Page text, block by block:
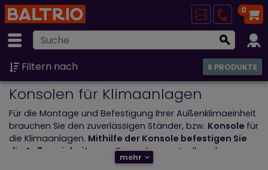
0
Filtern nach 8 PRODUKTE
Konsolen für Klimaanlagen
Für die Montage und Befestigung Ihrer Außenklimaeinheit
brauchen Sie den zuverlässigen Ständer, bzw. Konsole für
die Klimaanlagen. Mithilfe der Konsole befestigen Sie
die Außeneinheiten
an Fassade, eventuell auch an
Dach oder Balkon. In unserem Angebot haben wir
mehr